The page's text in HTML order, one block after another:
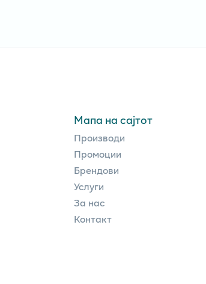
Мапа на сајтот
Производи
Промоции
Брендови
Услуги
За нас
Контакт